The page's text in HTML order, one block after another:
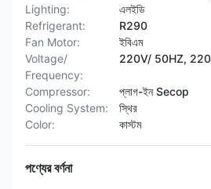
Lighting:
এলইডি
Refrigerant:
R290
Fan Motor:
ইবিএম
Voltage/
Frequency:
220V/ 50HZ,
Compressor:
প্লাগ-ইন Secop
Cooling System:
স্থির
Color:
কাস্টম
পণ্যের বর্ণনা